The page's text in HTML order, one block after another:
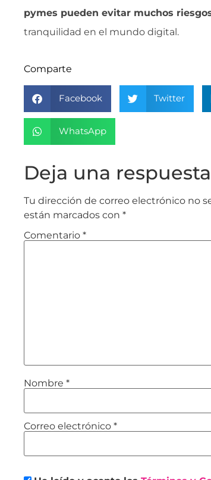
pymes pueden evitar muchos
tranquilidad en el mundo digital.
Comparte
Facebook Twitter
WhatsApp
Deja una respuesta
Tu dirección de correo electrónico no
están marcados con *
Comentario *
Nombre *
Correo electrónico *